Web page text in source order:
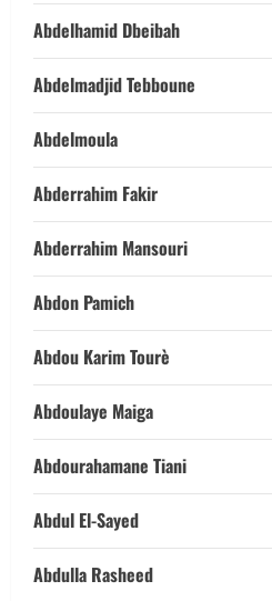
Abdelhamid Dbeibah
Abdelmadjid Tebboune
Abdelmoula
Abderrahim Fakir
Abderrahim Mansouri
Abdon Pamich
Abdou Karim Tourè
Abdoulaye Maiga
Abdourahamane Tiani
Abdul El-Sayed
Abdulla Rasheed